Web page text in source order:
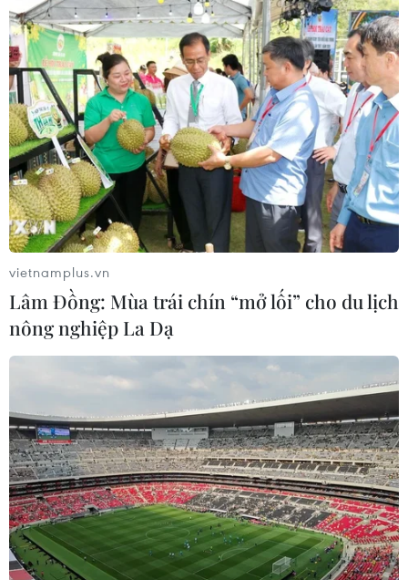
31/05/2017 10:00
Một hệ thống pin năng lượng mặt trời, cung cấp nguồn
điện ổn định tại trại tị nạn Azraq được xây dựng, góp
phần thay đổi cuộc sống của hơn 20.000 người tị nạn
Syria tại đây.
"Xây các bức tường biên giới không thể
giải quyết khủng hoảng di cư"
12/06/2017 07:58
Thủ tướng Đức Merkel nhận định xóa bỏ các nguyên
nhân khiến người dân rời bỏ quê hương mới là giải
vietnamplus.vn
Lâm Đồng: Mùa trái chín “mở lối” cho du lịch
nông nghiệp La Dạ